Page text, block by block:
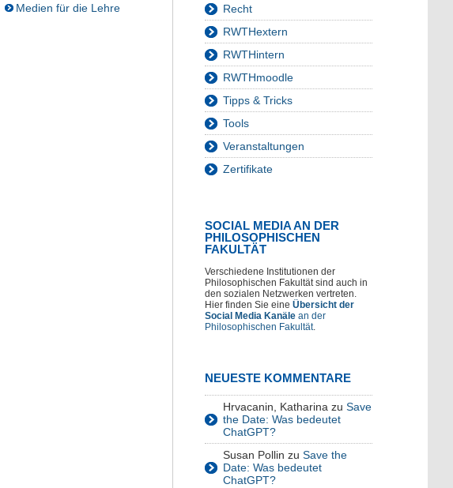
Medien für die Lehre
Recht
RWTHextern
RWTHintern
RWTHmoodle
Tipps & Tricks
Tools
Veranstaltungen
Zertifikate
SOCIAL MEDIA AN DER
PHILOSOPHISCHEN
FAKULTÄT
Verschiedene Institutionen der
Philosophischen Fakultät sind auch in
den sozialen Netzwerken vertreten.
Hier finden Sie eine Übersicht der
Social Media Kanäle an der
Philosophischen Fakultät.
NEUESTE KOMMENTARE
Hrvacanin, Katharina zu Save
the Date: Was bedeutet
ChatGPT?
Susan Pollin zu Save the
Date: Was bedeutet
ChatGPT?